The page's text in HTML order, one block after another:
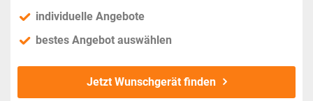
individuelle Angebote
bestes Angebot auswählen
Jetzt Wunschgerät finden